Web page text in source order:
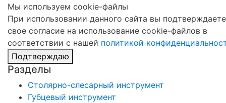
Мы используем cookie-файлы
При использовании данного сайта вы подтверждаете
свое согласие на использование cookie-файлов в
соответствии с нашей политикой
Подтверждаю
Разделы
Столярно-слесарный инструмент
Губцевый инструмент